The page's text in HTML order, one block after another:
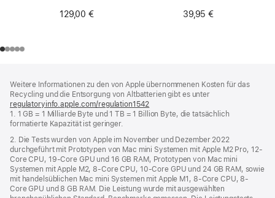
129,00 €
39,95 €
Weitere Informationen zu den von Apple übernommenen Kosten für das
Recycling und die Entsorgung von Altbatterien gibt es unter
regulatoryinfo.apple.com/regulation1542
ein
1. 1 GB = 1 Milliarde Byte und 1 TB = 1 Billion Byte, die tatsächlich
formatierte Kapazität ist geringer.
2. Die Tests wurden von Apple im November und Dezember 2022
durchgeführt mit Prototypen von Mac mini Systemen mit Apple M2 Pro, 12-
Core CPU, 19-Core GPU und 16 GB RAM, Prototypen von Mac mini
Systemen mit Apple M2, 8-Core CPU, 10-Core GPU und 24 GB RAM, sowie
mit handelsüblichen Mac mini Systemen mit Apple M1, 8-Core CPU, 8-
Core GPU und 8 GB RAM. Die Leistung wurde mit ausgewählten